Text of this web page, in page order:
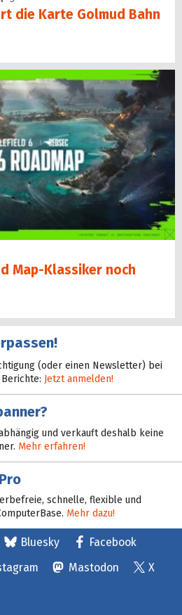
die Karte Golmud Bahn
Map-Klassiker noch
(oder einen Newsletter) bei
Jetzt anmelden!
und verkauft deshalb keine
Mehr erfahren!
schnelle, flexible und
Mehr dazu!
Bluesky
Facebook
Mastodon
X